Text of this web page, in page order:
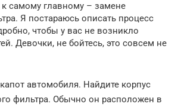
самому главному – замене
Я постараюсь описать процесс
чтобы у вас не возникло
Девочки, не бойтесь, это совсем не
автомобиля. Найдите корпус
фильтра. Обычно он расположен в